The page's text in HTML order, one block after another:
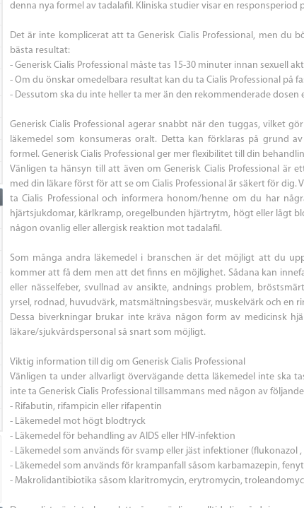
denna nya formel av tadalafil. Kliniska studier visar en responsperiod
Det är inte komplicerat att ta Generisk Cialis Professional, men du
bästa resultat:
- Generisk Cialis Professional måste tas 15-30 minuter innan sexuell
- Om du önskar omedelbara resultat kan du ta Cialis Professional på
- Dessutom ska du inte heller ta mer än den rekommenderade dosen
Generisk Cialis Professional agerar snabbt när den tuggas, vilket
läkemedel som konsumeras oralt. Detta kan förklaras på grund
formel. Generisk Cialis Professional ger mer flexibilitet till din
Vänligen ta hänsyn till att även om Generisk Cialis Professional är
med din läkare först för att se om Cialis Professional är säkert för
ta Cialis Professional och informera honom/henne om du har
hjärtsjukdomar, kärlkramp, oregelbunden hjärtrytm, högt eller lågt
någon ovanlig eller allergisk reaktion mot tadalafil.
Som många andra läkemedel i branschen är det möjligt att du
kommer att få dem men att det finns en möjlighet. Sådana kan
eller nässelfeber, svullnad av ansikte, andnings problem,
yrsel, rodnad, huvudvärk, matsmältningsbesvär, muskelvärk och en
Dessa biverkningar brukar inte kräva någon form av medicinsk
läkare/sjukvårdspersonal så snart som möjligt.
Viktig information till dig om Generisk Cialis Professional
Vänligen ta under allvarligt övervägande detta läkemedel inte ska
inte ta Generisk Cialis Professional tillsammans med någon av
- Rifabutin, rifampicin eller rifapentin
- Läkemedel mot högt blodtryck
- Läkemedel för behandling av AIDS eller HIV-infektion
- Läkemedel som används för svamp eller jäst infektioner (flukonazol
- Läkemedel som används för krampanfall såsom karbamazepin,
- Makrolidantibiotika såsom klaritromycin, erytromycin,